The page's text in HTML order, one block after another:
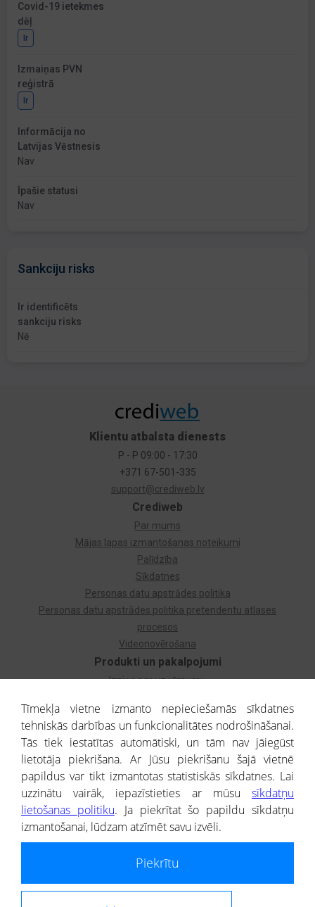
Covid-19 ietekmes
dēļ
Ir
Izmaiņas PVN
reģistrā
Ir
Informācija no
Latvijas Vēstnesis
Nav
Īpašie statusi
Nav
Sankciju risks
Ir identificēts
sankciju risks
Nē
Produkti un pakalpojumi
Izziņa par uzņēmumu
Dzimtas koks
Uzņēmumu atlase
Monitorings
Kredītizziņa par ārvalstu uzņēmumiem
Crediweb
Par mums
Mājas lapas izmantošanas noteikumi
Palīdzība
Sīkdatnes
Personas datu apstrādes politika
Personas datu apstrādes politika pretendentu atlases
procesos
Videonovērošana
Klientu atbalsta dienests
P - P 09:00 - 17:30
+371 67-501-335
support@crediweb.lv
® CREDITREFORM Latvija
SIA
Portāla ietvaros saņemtajai informācijai ir uzziņas raksturs, un tai nav
Tīmekļa vietne izmanto nepieciešamās sīkdatnes
tehniskās darbības un funkcionalitātes nodrošināšanai.
Tās tiek iestatītas automātiski, un tām nav jāiegūst
lietotāja piekrišana. Ar Jūsu piekrišanu šajā vietnē
papildus var tikt izmantotas statistiskās sīkdatnes. Lai
uzzinātu vairāk, iepazīstieties ar mūsu sīkdatņu
lietošanas politiku. Ja piekrītat šo papildu sīkdatņu
izmantošanai, lūdzam atzīmēt savu izvēli.
Piekrītu